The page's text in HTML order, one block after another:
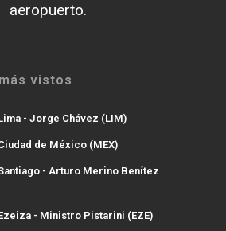
aeropuerto.
vistos
- Jorge Chávez (LIM)
de México (MEX)
- Arturo Merino Benítez
- Ministro Pistarini (EZE)